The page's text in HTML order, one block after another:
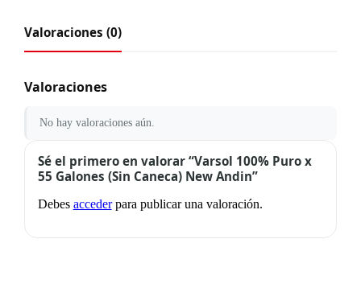
Valoraciones (0)
Valoraciones
No hay valoraciones aún.
Sé el primero en valorar “Varsol 100% Puro x
55 Galones (Sin Caneca) New Andin”
Debes accederpara publicar una valoración.